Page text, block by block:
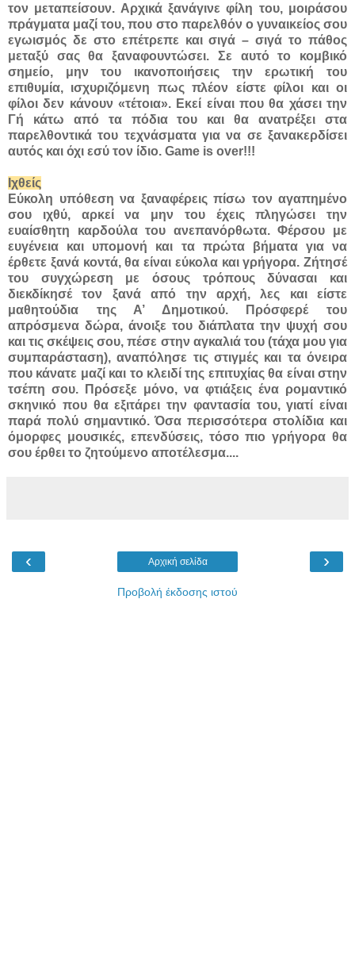
τον μεταπείσουν. Αρχικά ξανάγινε φίλη του, μοιράσου
πράγματα μαζί του, που στο παρελθόν ο γυναικείος σου
εγωισμός δε στο επέτρεπε και σιγά – σιγά το πάθος
μεταξύ σας θα ξαναφουντώσει. Σε αυτό το κομβικό
σημείο, μην του ικανοποιήσεις την ερωτική του
επιθυμία, ισχυριζόμενη πως πλέον είστε φίλοι και οι
φίλοι δεν κάνουν «τέτοια». Εκεί είναι που θα χάσει την
Γή κάτω από τα πόδια του και θα ανατρέξει στα
παρελθοντικά του τεχνάσματα για να σε ξανακερδίσει
αυτός και όχι εσύ τον ίδιο. Game is over!!!
Ιχθείς
Εύκολη υπόθεση να ξαναφέρεις πίσω τον αγαπημένο
σου ιχθύ, αρκεί να μην του έχεις πληγώσει την
ευαίσθητη καρδούλα του ανεπανόρθωτα. Φέρσου με
ευγένεια και υπομονή και τα πρώτα βήματα για να
έρθετε ξανά κοντά, θα είναι εύκολα και γρήγορα. Ζήτησέ
του συγχώρεση με όσους τρόπους δύνασαι και
διεκδίκησέ τον ξανά από την αρχή, λες και είστε
μαθητούδια της Α’ Δημοτικού. Πρόσφερέ του
απρόσμενα δώρα, άνοιξε του διάπλατα την ψυχή σου
και τις σκέψεις σου, πέσε στην αγκαλιά του (τάχα μου για
συμπαράσταση), αναπόλησε τις στιγμές και τα όνειρα
που κάνατε μαζί και το κλειδί της επιτυχίας θα είναι στην
τσέπη σου. Πρόσεξε μόνο, να φτιάξεις ένα ρομαντικό
σκηνικό που θα εξιτάρει την φαντασία του, γιατί είναι
παρά πολύ σημαντικό. Όσα περισσότερα στολίδια και
όμορφες μουσικές, επενδύσεις, τόσο πιο γρήγορα θα
σου έρθει το ζητούμενο αποτέλεσμα....
‹ ›
Αρχική σελίδα
Προβολή έκδοσης ιστού